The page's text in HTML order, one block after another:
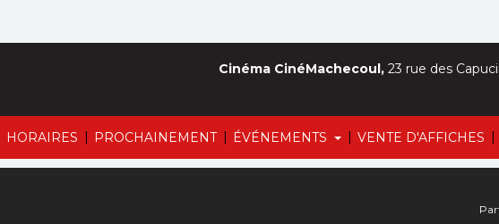
HORAIRES | PROCHAINEMENT | ÉVÉNEMENTS | VENTE D'AFFICHES |
Cinéma CinéMachecoul, 23 rue des